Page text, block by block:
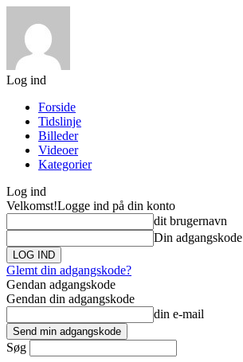
Log ind
Forside
Tidslinje
Billeder
Videoer
Kategorier
Log ind
Velkomst!Logge ind på din konto
dit brugernavn
Din adgangskode
Glemt din adgangskode?
Gendan adgangskode
Gendan din adgangskode
din e-mail
Søg